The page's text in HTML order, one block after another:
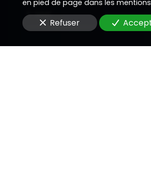
E-Mail
en pied de page dans les
Refuser